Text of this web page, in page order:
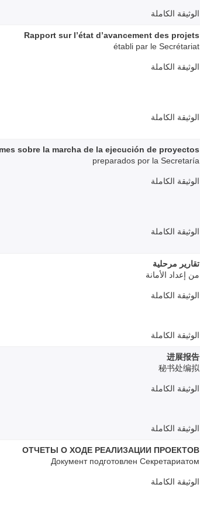
الوثيقة الكاملة
Rapport sur l’état d’avancement des projets
établi par le Secrétariat
الوثيقة الكاملة
الوثيقة الكاملة
sobre la marcha de la ejecución de proyectos
preparados por la Secretaría
الوثيقة الكاملة
الوثيقة الكاملة
تقارير مرحلية
من إعداد الأمانة
الوثيقة الكاملة
الوثيقة الكاملة
进展报告
秘书处编拟
الوثيقة الكاملة
الوثيقة الكاملة
ОТЧЕТЫ О ХОДЕ РЕАЛИЗАЦИИ ПРОЕКТОВ
Документ подготовлен Секретариатом
الوثيقة الكاملة